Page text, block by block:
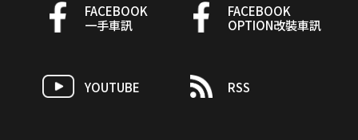
FACEBOOK
一手車訊
FACEBOOK
OPTION改裝車訊
YOUTUBE RSS